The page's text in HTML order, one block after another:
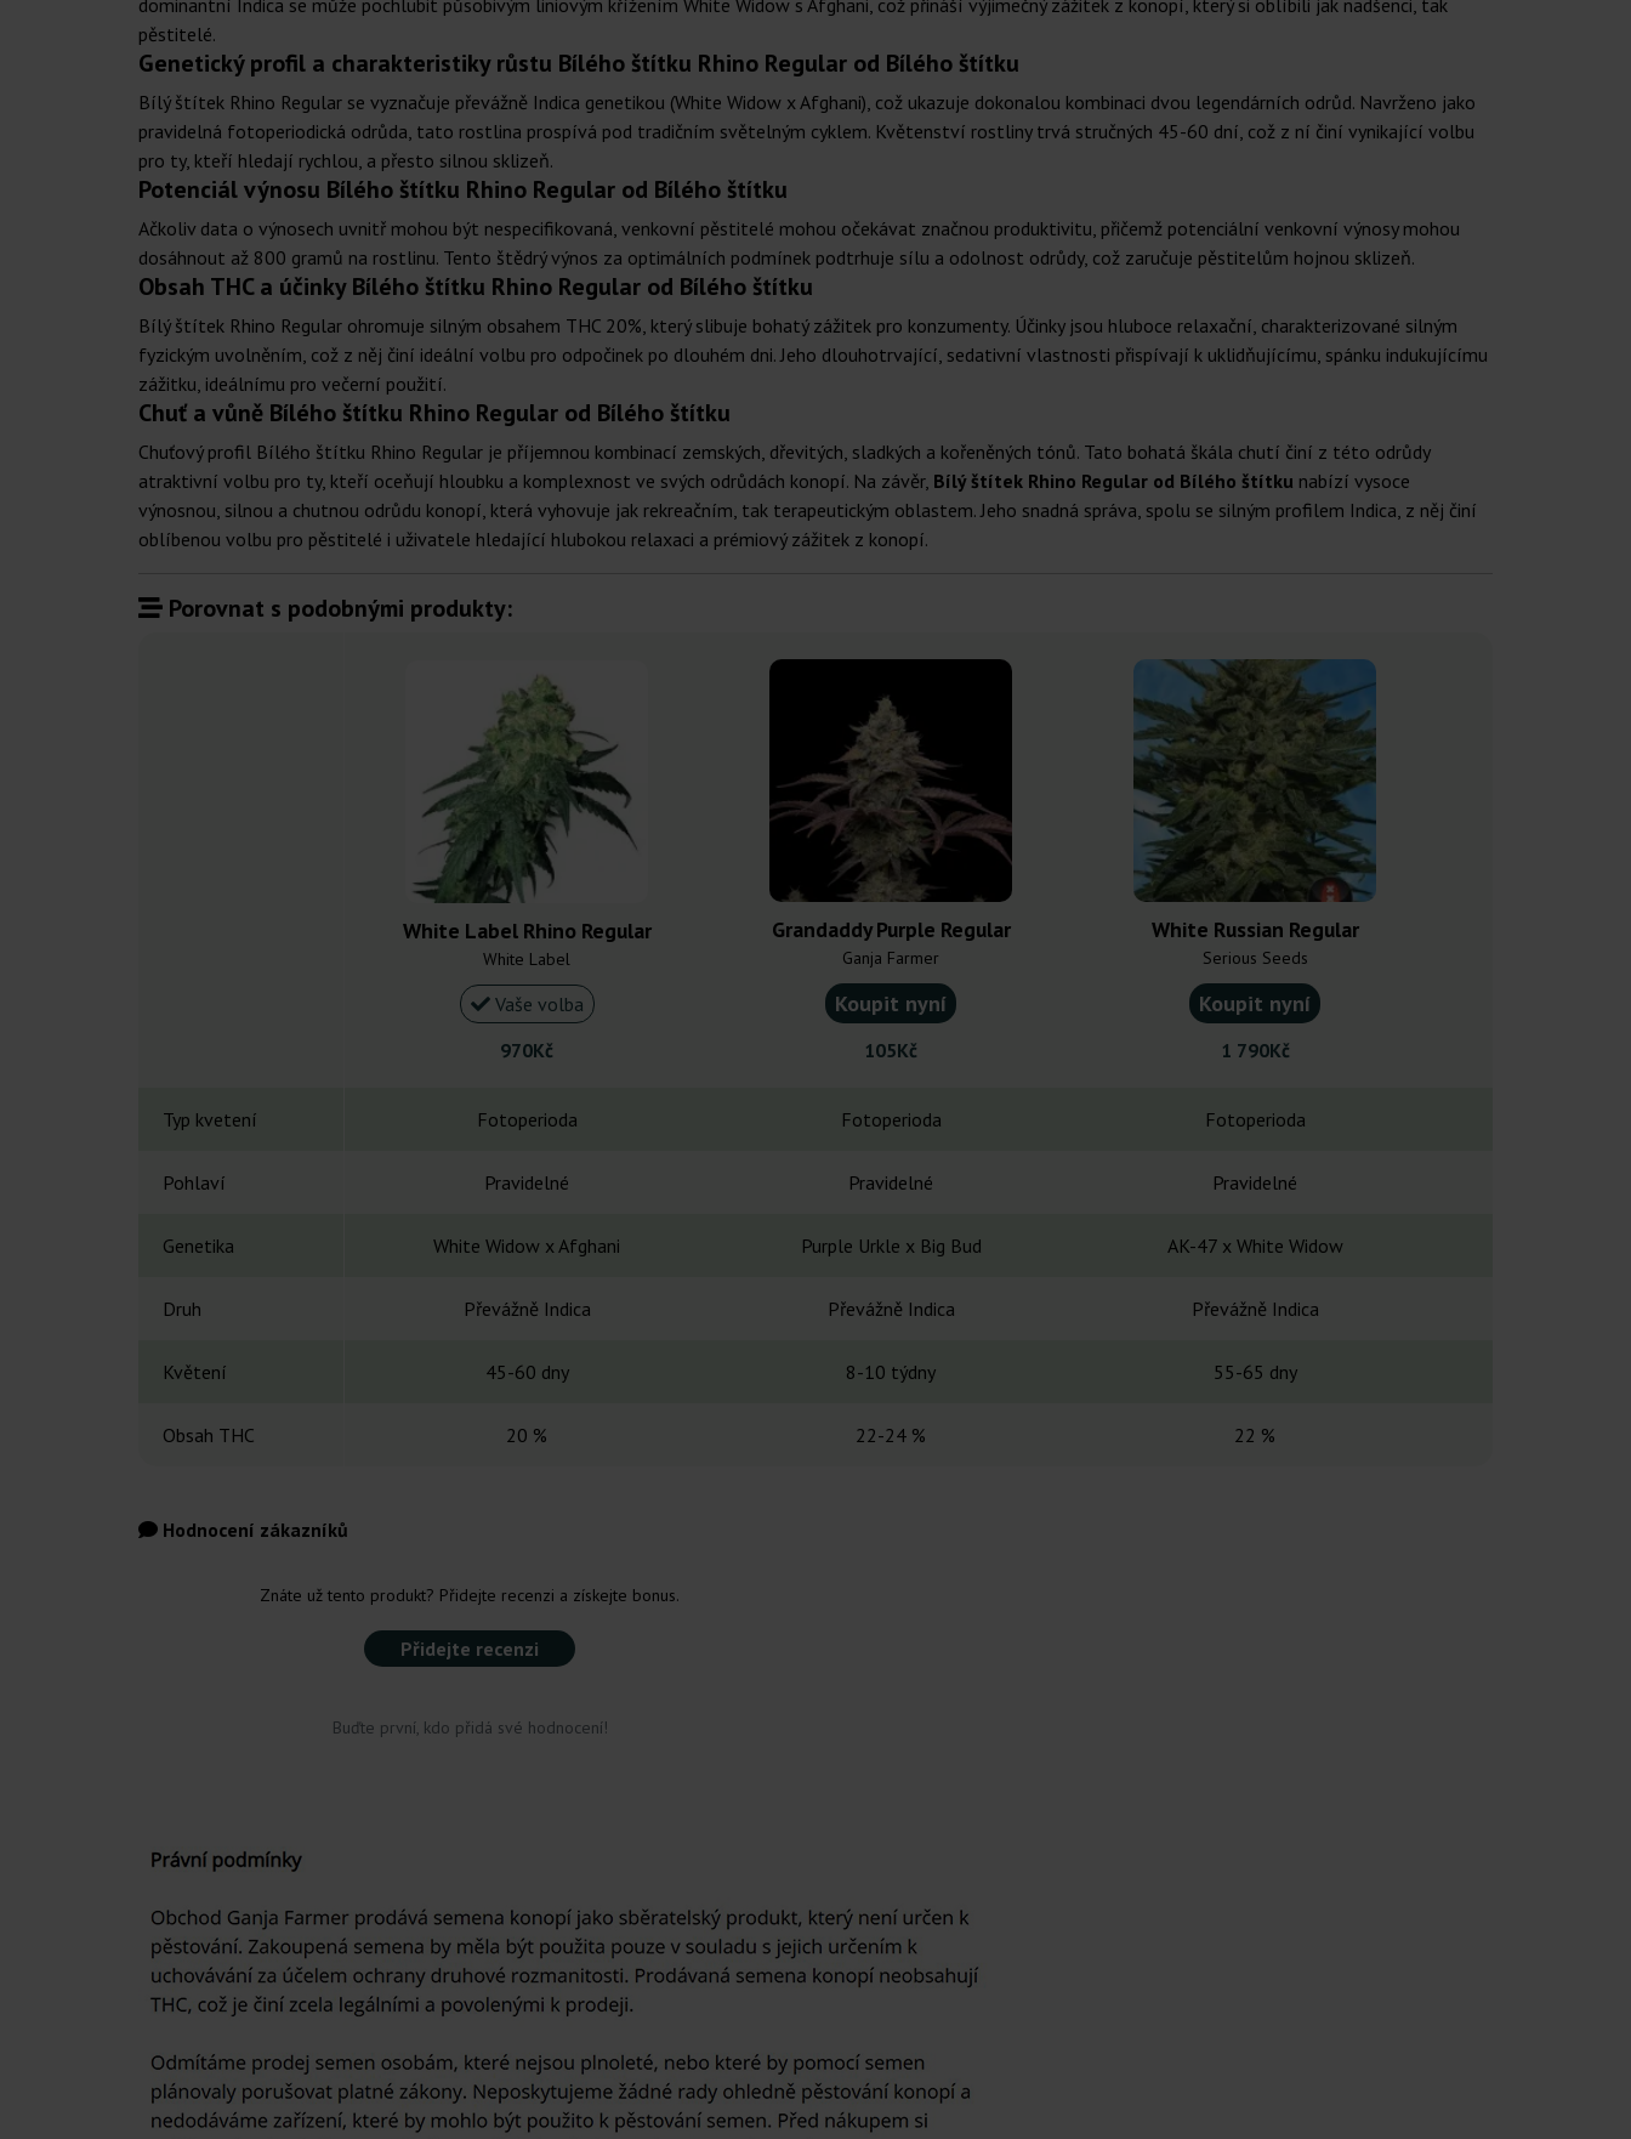
dominantní Indica se může pochlubit působivým liniovým křížením White Widow s Afghani, což přináší výjimečný zážitek z konopí, který si oblíbili jak nadšenci, tak
pěstitelé.
Genetický profil a charakteristiky růstu Bílého štítku Rhino Regular od Bílého štítku
Bílý štítek Rhino Regular se vyznačuje převážně Indica genetikou (White Widow x Afghani), což ukazuje dokonalou kombinaci dvou legendárních odrůd. Navrženo jako
pravidelná fotoperiodická odrůda, tato rostlina prospívá pod tradičním světelným cyklem. Květenství rostliny trvá stručných 45-60 dní, což z ní činí vynikající volbu
pro ty, kteří hledají rychlou, a přesto silnou sklizeň.
Potenciál výnosu Bílého štítku Rhino Regular od Bílého štítku
Ačkoliv data o výnosech uvnitř mohou být nespecifikovaná, venkovní pěstitelé mohou očekávat značnou produktivitu, přičemž potenciální venkovní výnosy mohou
dosáhnout až 800 gramů na rostlinu. Tento štědrý výnos za optimálních podmínek podtrhuje sílu a odolnost odrůdy, což zaručuje pěstitelům hojnou sklizeň.
Obsah THC a účinky Bílého štítku Rhino Regular od Bílého štítku
Bílý štítek Rhino Regular ohromuje silným obsahem THC 20%, který slibuje bohatý zážitek pro konzumenty. Účinky jsou hluboce relaxační, charakterizované silným
fyzickým uvolněním, což z něj činí ideální volbu pro odpočinek po dlouhém dni. Jeho dlouhotrvající, sedativní vlastnosti přispívají k uklidňujícímu, spánku indukujícímu
zážitku, ideálnímu pro večerní použití.
Chuť a vůně Bílého štítku Rhino Regular od Bílého štítku
Chuťový profil Bílého štítku Rhino Regular je příjemnou kombinací zemských, dřevitých, sladkých a kořeněných tónů. Tato bohatá škála chutí činí z této odrůdy
atraktivní volbu pro ty, kteří oceňují hloubku a komplexnost ve svých odrůdách konopí. Na závěr, Bílý štítek Rhino Regular od Bílého štítku nabízí vysoce
výnosnou, silnou a chutnou odrůdu konopí, která vyhovuje jak rekreačním, tak terapeutickým oblastem. Jeho snadná správa, spolu se silným profilem Indica, z něj činí
oblíbenou volbu pro pěstitelé i uživatele hledající hlubokou relaxaci a prémiový zážitek z konopí.
Porovnat s podobnými produkty:
White Label Rhino Regular
White Label
Vaše volba
970Kč
Grandaddy Purple Regular
Ganja Farmer
Koupit nyní
105Kč
White Russian Regular
Serious Seeds
Koupit nyní
1 790Kč
Typ kvetení Fotoperioda Fotoperioda Fotoperioda
Pohlaví Pravidelné Pravidelné Pravidelné
Genetika White Widow x Afghani Purple Urkle x Big Bud AK-47 x White Widow
Druh Převážně Indica Převážně Indica Převážně Indica
Květení 45-60 dny 8-10 týdny 55-65 dny
Obsah THC 20 % 22-24 % 22 %
Hodnocení zákazníků
Znáte už tento produkt? Přidejte recenzi a získejte bonus.
Přidejte recenzi
Buďte první, kdo přidá své hodnocení!